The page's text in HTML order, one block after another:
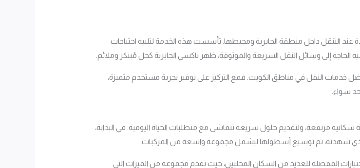
التنقل داخل منطقة الجابرية ومحيطها. تأسست هذه الخدمة لتلبية احتياجات
الحاجة إلى وسائل النقل السريعة والموثوقة، ظهر تاكسي الجابرية كحل مُبتكر وملائم.
خدمات النقل في مناطق الكويت. فمع التركيز على توفير تجربة مستخدم متميزة،
حد سواء.
سكانية مرتفعة، ولتقديم حلول سريعة تتماشى مع متطلبات الحياة اليومية. في البداية،
الذي شهدته، تم توسيع أسطولها ليشمل مجموعة واسعة من المركبات.
المفضلة للعديد من السكان المحليين، حيث تقدم مجموعة من الميزات التي